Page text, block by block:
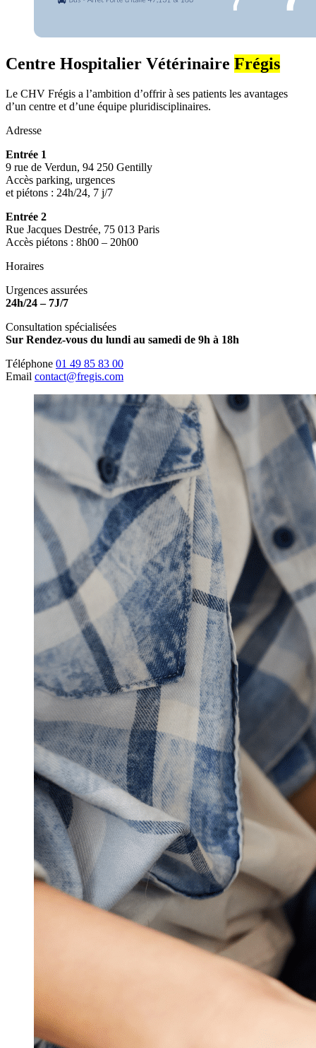
Centre Hospitalier Vétérinaire Frégis
Le CHV Frégis a l’ambition d’offrir à ses patients les avantages
d’un centre et d’une équipe pluridisciplinaires.
Adresse
Entrée 1
9 rue de Verdun, 94 250 Gentilly
Accès parking, urgences
et piétons : 24h/24, 7 j/7
Entrée 2
Rue Jacques Destrée, 75 013 Paris
Accès piétons : 8h00 – 20h00
Horaires
Urgences assurées
24h/24 – 7J/7
Consultation spécialisées
Sur Rendez-vous du lundi au samedi de 9h à 18h
Téléphone 01 49 85 83 00
Email contact@fregis.com